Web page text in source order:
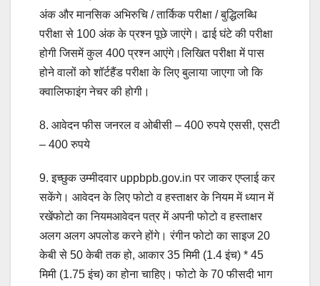
अंक और मानसिक अभिरुचि / तार्किक परीक्षा / बुद्धिलब्धि
परीक्षा से 100 अंक के प्रश्न पूछे जाएंगे। ढाई घंटे की परीक्षा
होगी जिसमें कुल 400 प्रश्न आएंगे।लिखित परीक्षा में पास
होने वालों को शॉर्टहैंड परीक्षा के लिए बुलाया जाएगा जो कि
क्वालिफाइंग नेचर की होगी।
8. आवेदन फीस जनरल व ओबीसी – 400 रुपये एससी, एसटी
– 400 रुपये
9. इच्छुक उम्मीदवार uppbpb.gov.in पर जाकर एप्लाई कर
सकेंगे। आवेदन के लिए फोटो व हस्ताक्षर के नियम में ध्यान में
रखेंफोटो का नियमआवेदन पत्र में अपनी फोटो व हस्ताक्षर
अलग अलग अपलोड करने होंगे। रंगीन फोटो का साइज 20
केबी से 50 केबी तक हो, आकार 35 मिमी (1.4 इंच) * 45
मिमी (1.75 इंच) का होना चाहिए। फोटो के 70 फीसदी भाग